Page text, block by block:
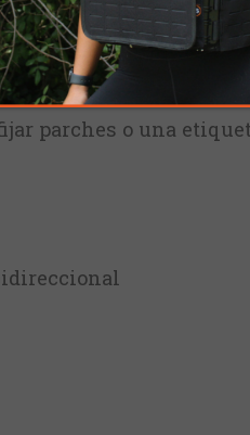
para la organización
y lazos de
con su equipo.
parches o una